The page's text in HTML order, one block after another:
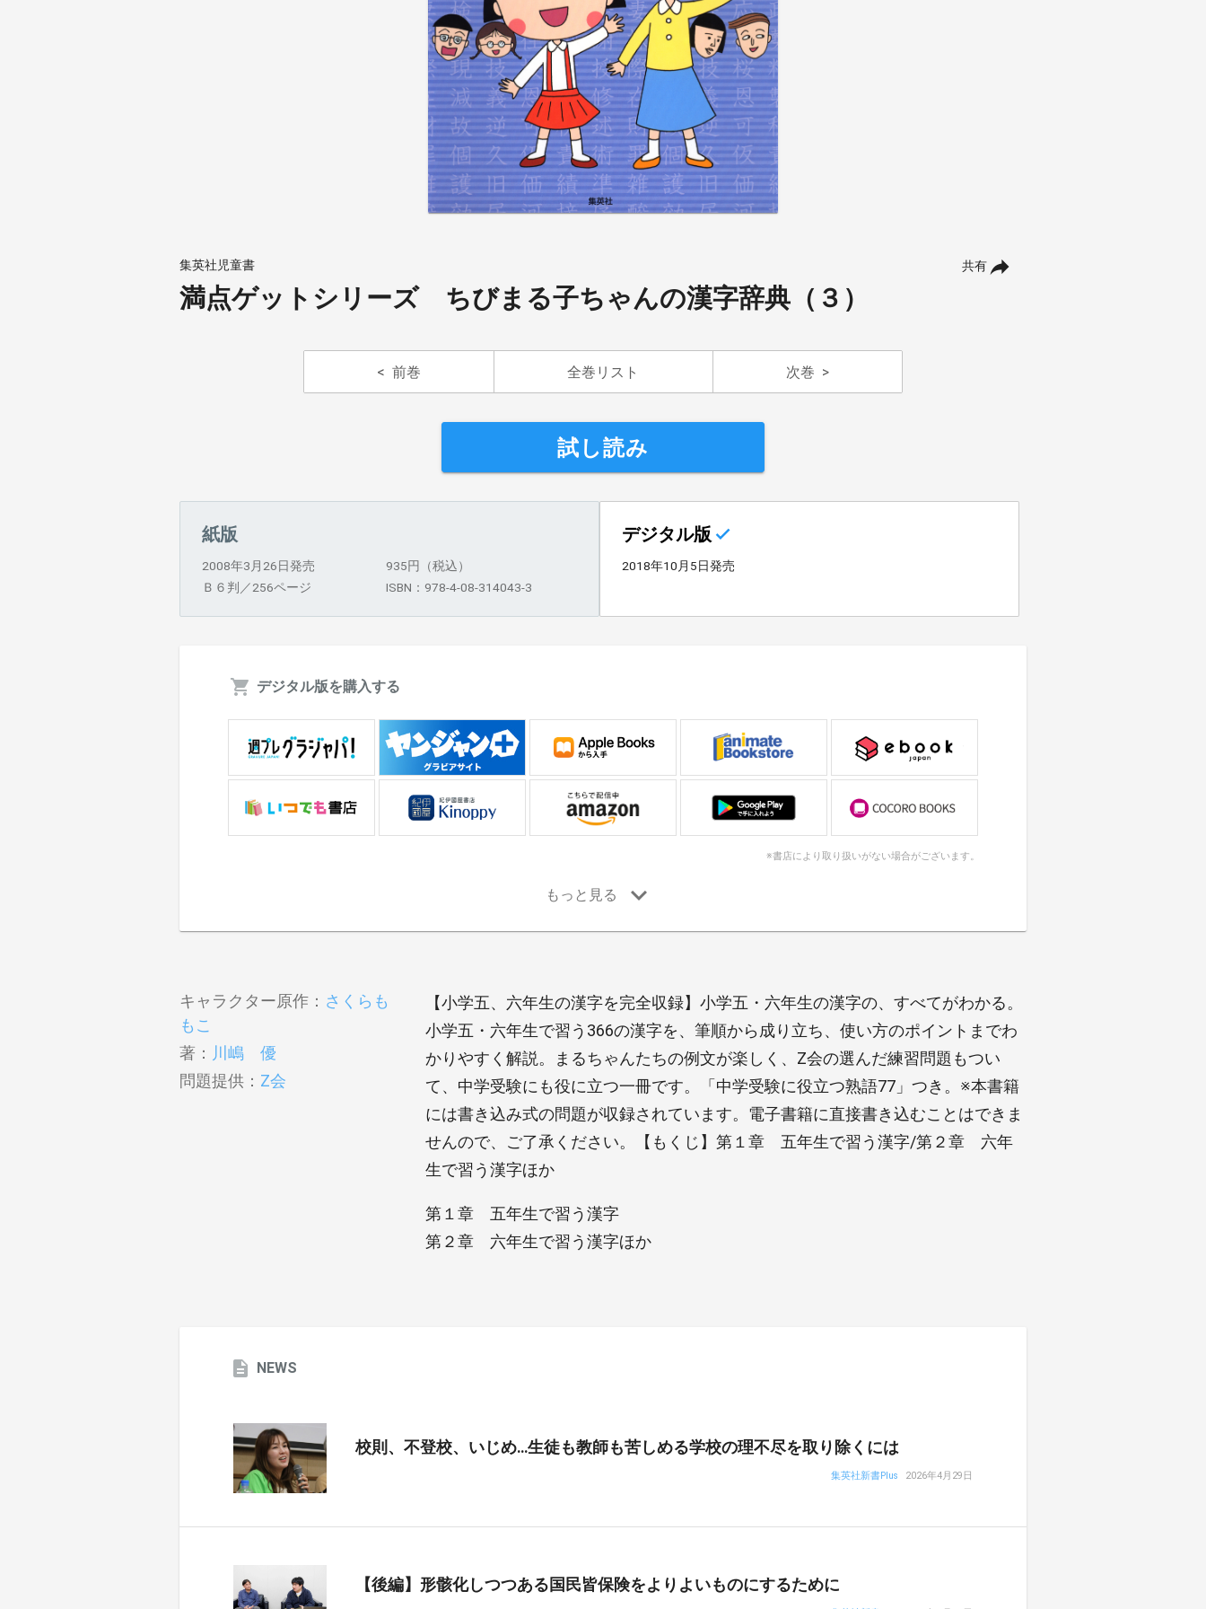
共有
集英社児童書
満点ゲットシリーズ ちびまる子ちゃんの漢字辞典（３）
前巻 全巻リスト 次巻
試し読み
紙版
2008年3月26日発売
935円（税込）
Ｂ６判／256ページ
ISBN：978-4-08-314043-3
デジタル版
2018年10月5日発売
デジタル版を購入する
※書店により取り扱いがない場合がございます。
キャラクター原作： さくらも
もこ
著： 川嶋 優
問題提供： Z会
【小学五、六年生の漢字を完全収録】小学五・六年生の漢字の、すべてがわかる。
小学五・六年生で習う366の漢字を、筆順から成り立ち、使い方のポイントまでわ
かりやすく解説。まるちゃんたちの例文が楽しく、Z会の選んだ練習問題もつい
て、中学受験にも役に立つ一冊です。「中学受験に役立つ熟語77」つき。※本書籍
には書き込み式の問題が収録されています。電子書籍に直接書き込むことはできま
せんので、ご了承ください。【もくじ】第１章 五年生で習う漢字/第２章 六年
生で習う漢字ほか
第１章 五年生で習う漢字
第２章 六年生で習う漢字ほか
NEWS
校則、不登校、いじめ…生徒も教師も苦しめる学校の理不尽を取り除くには
集英社新書Plus 2026年4月29日
【後編】形骸化しつつある国民皆保険をよりよいものにするために